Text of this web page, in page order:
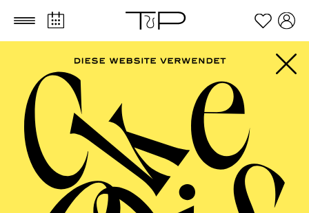
Zum Hauptinhalt springen Zum Footer springen